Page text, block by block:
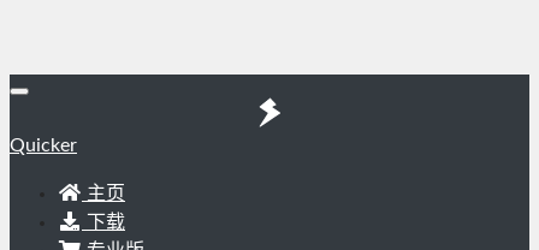
Quicker
主页
下载